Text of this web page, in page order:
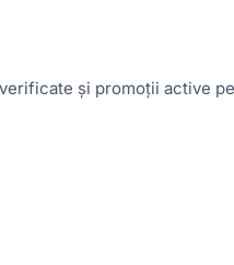
și promoții active pe